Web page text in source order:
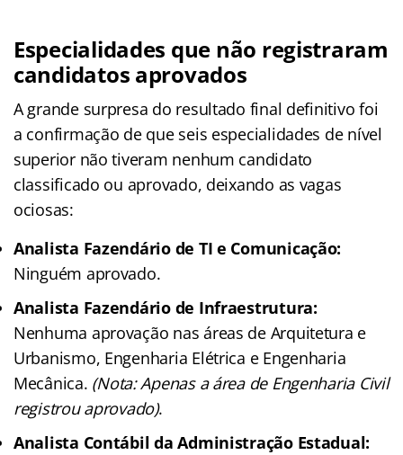
Especialidades que não registraram
candidatos aprovados
A grande surpresa do resultado final definitivo foi
a confirmação de que seis especialidades de nível
superior não tiveram nenhum candidato
classificado ou aprovado, deixando as vagas
ociosas:
Analista Fazendário de TI e Comunicação:
Ninguém aprovado.
Analista Fazendário de Infraestrutura:
Nenhuma aprovação nas áreas de Arquitetura e
Urbanismo, Engenharia Elétrica e Engenharia
Mecânica. (Nota: Apenas a área de Engenharia Civil
registrou aprovado).
Analista Contábil da Administração Estadual: